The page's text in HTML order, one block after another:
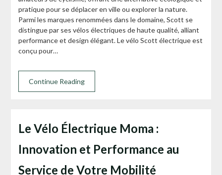
pratique pour se déplacer en ville ou explorer la nature.
Parmi les marques renommées dans le domaine, Scott se
distingue par ses vélos électriques de haute qualité, alliant
performance et design élégant. Le vélo Scott électrique est
conçu pour…
Continue Reading
Le Vélo Électrique Moma :
Innovation et Performance au
Service de Votre Mobilité